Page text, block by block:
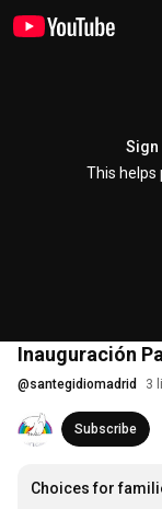
Sign
This helps
Inauguración
@santegidiomadrid 3
Subscribe
Choices for